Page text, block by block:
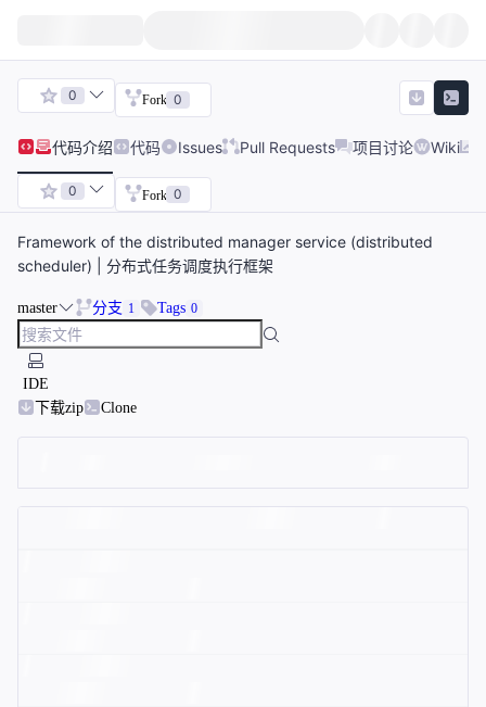
0 Fork 0
代码介绍 代码 Issues Pull Requests 项目讨论 Wiki
0 Fork 0
Framework of the distributed manager service (distributed
scheduler) | 分布式任务调度执行框架
master 分支 1 Tags 0
IDE
下载zip
Clone